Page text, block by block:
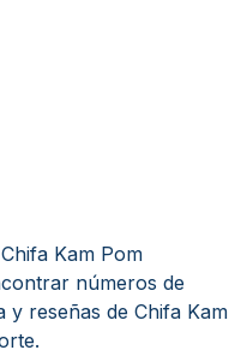
Kam Pom
números de
reseñas de Chifa Kam